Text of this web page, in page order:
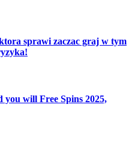
sprawi zaczac graj w tym
will Free Spins 2025,